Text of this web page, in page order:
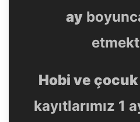
ay
Hobi ve
kayıtlarımız 1